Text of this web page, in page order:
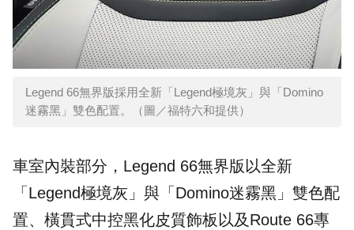
Legend 66無界版採用全新「Legend極境灰」與「Domino
迷霧黑」雙色配置。（圖／福特六和提供）
車室內裝部分，Legend 66無界版以全新
「Legend極境灰」與「Domino迷霧黑」雙色配
置、橫貫式中控黑化皮質飾板以及Route 66專